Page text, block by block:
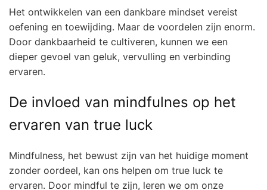
Het ontwikkelen van een dankbare mindset vereist
oefening en toewijding. Maar de voordelen zijn enorm.
Door dankbaarheid te cultiveren, kunnen we een
dieper gevoel van geluk, vervulling en verbinding
ervaren.
De invloed van mindfulnes op het
ervaren van true luck
Mindfulness, het bewust zijn van het huidige moment
zonder oordeel, kan ons helpen om true luck te
ervaren. Door mindful te zijn, leren we om onze